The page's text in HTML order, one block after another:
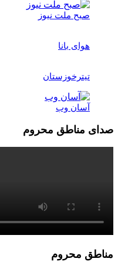
صبح ملت نیوز
هوای بانا
تیترخوزستان
آسان وب
صدای مناطق محروم
مناطق محروم